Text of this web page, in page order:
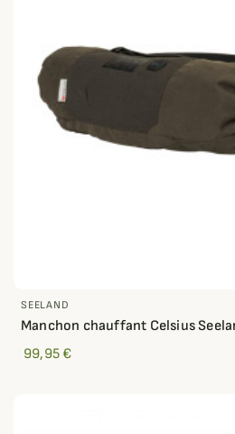
SEELAND
Manchon chauffant Celsius
99,95 €